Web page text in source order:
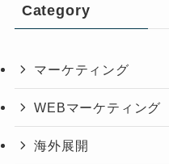
Category
マーケティング
WEBマーケティング
海外展開